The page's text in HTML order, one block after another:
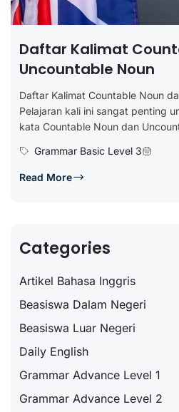
Daftar Kalimat
Uncountable Noun
Daftar Kalimat Countable Noun
Pelajaran kali ini sangat penting
kata Countable Noun dan
Grammar Basic Level 3
Read More
Categories
Artikel Bahasa Inggris
Beasiswa Dalam Negeri
Beasiswa Luar Negeri
Daily English
Grammar Advance Level 1
Grammar Advance Level 2